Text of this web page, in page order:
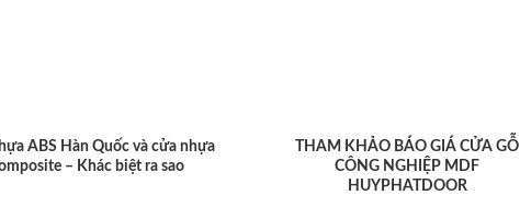
ABS Hàn Quốc và cửa nhựa
– Khác biệt ra sao
THAM KHẢO BÁO GIÁ CỬA GỖ
CÔNG NGHIỆP MDF
HUYPHATDOOR